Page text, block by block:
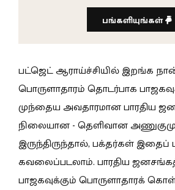
பங்களியுங்கள்
பட்ஜெட் ஆராய்ச்சியில் இறங்க
பொருளாதாரம் தொடர்பாக
முந்தைய அவதாரமான பாரதிய
நிலையான - தெளிவான
இருந்திருந்தால், பக்தர்கள் இதைப்
கவலைப்படலாம். பாரதிய
பாஜகவுக்கும் பொருளாதாரக்